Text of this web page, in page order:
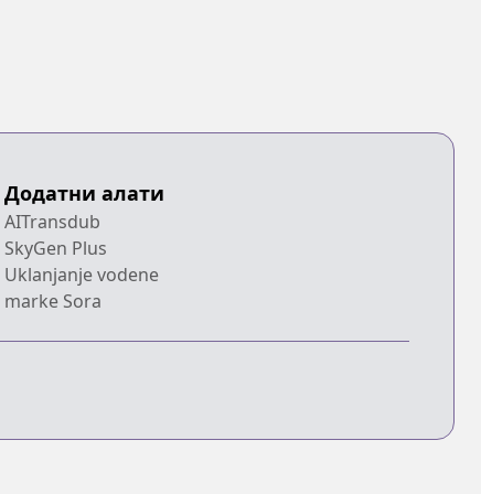
Додатни алати
AITransdub
SkyGen Plus
Uklanjanje vodene
marke Sora